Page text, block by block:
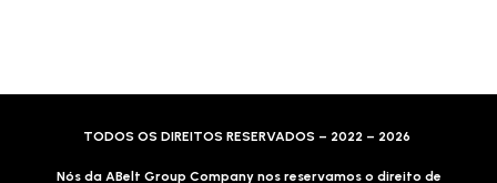
TODOS OS DIREITOS RESERVADOS – 2022 – 2026
Nós da ABelt Group Company nos reservamos o direito de